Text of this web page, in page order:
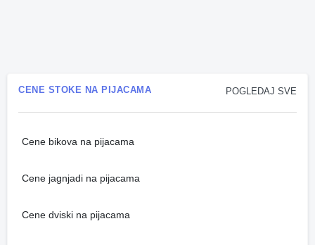
POGLEDAJ SVE
CENE STOKE NA PIJACAMA
Cene bikova na pijacama
Cene jagnjadi na pijacama
Cene dviski na pijacama